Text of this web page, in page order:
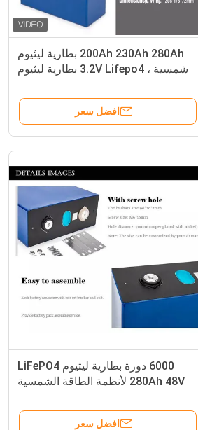
200Ah 230Ah 280Ah بطارية ليثيوم
شمسية ، 3.2V Lifepo4 بطارية ليثيوم
افضل سعر
6000 دورة بطارية ليثيوم LiFePO4
280Ah 48V لأنظمة الطاقة الشمسية
افضل سعر